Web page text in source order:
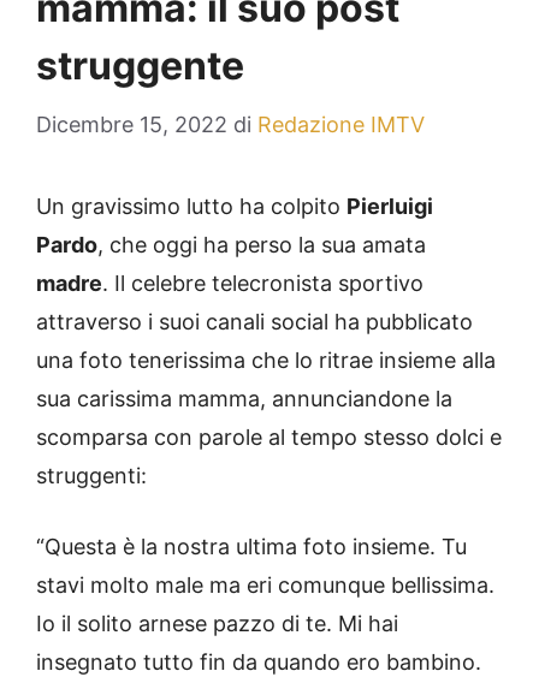
struggente
Dicembre 15, 2022 di Redazione IMTV
Un gravissimo lutto ha colpito Pierluigi
Pardo, che oggi ha perso la sua amata
madre. Il celebre telecronista sportivo
attraverso i suoi canali social ha pubblicato
una foto tenerissima che lo ritrae insieme alla
sua carissima mamma, annunciandone la
scomparsa con parole al tempo stesso dolci e
struggenti:
“Questa è la nostra ultima foto insieme. Tu
stavi molto male ma eri comunque bellissima.
Io il solito arnese pazzo di te. Mi hai
insegnato tutto fin da quando ero bambino.